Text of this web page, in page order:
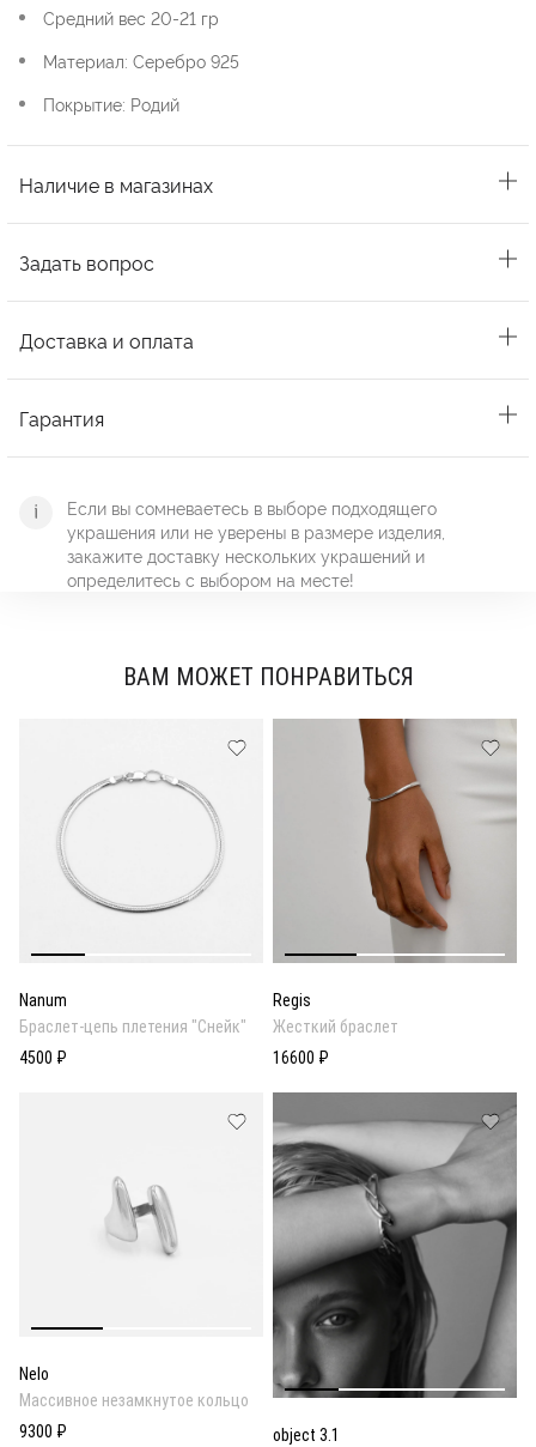
Средний вес 20-21 гр
Материал: Серебро 925
Покрытие: Родий
Наличие в магазинах
Задать вопрос
Доставка и оплата
Гарантия
Если вы сомневаетесь в выборе подходящего
украшения или не уверены в размере изделия,
закажите доставку нескольких украшений и
определитесь с выбором на месте!
ВАМ МОЖЕТ ПОНРАВИТЬСЯ
Nanum
Браслет-цепь плетения "Снейк"
4500 ₽
Regis
Жесткий браслет
16600 ₽
Nelo
Массивное незамкнутое кольцо
9300 ₽
object 3.1